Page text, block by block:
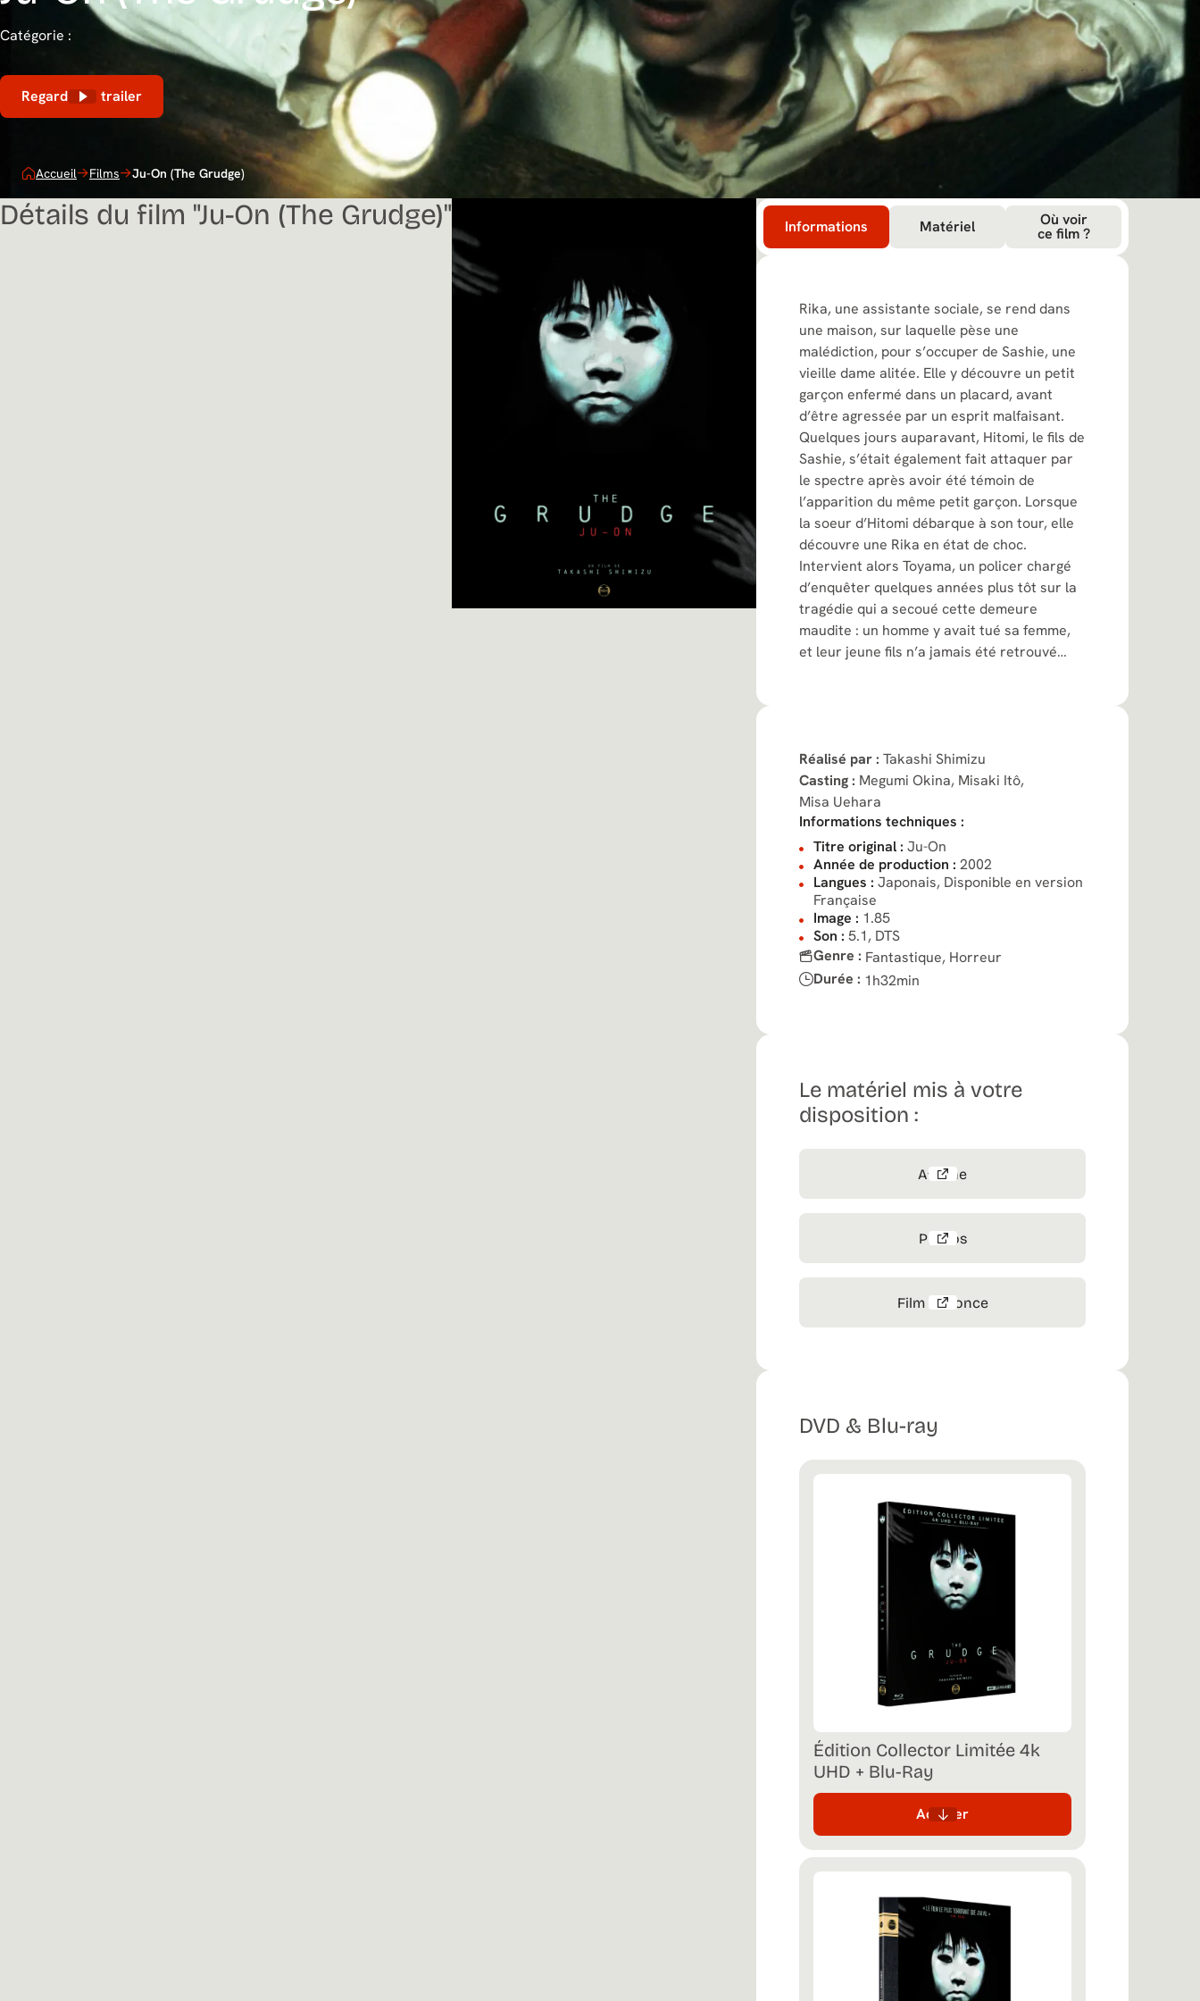
Catégorie :
Regarder le trailer
Accueil Films Ju-On (The Grudge)
Détails du film "Ju-On (The Grudge)" Informations Matériel Où voir
ce film ?
Rika, une assistante sociale, se rend dans
une maison, sur laquelle pèse une
malédiction, pour s’occuper de Sashie, une
vieille dame alitée. Elle y découvre un petit
garçon enfermé dans un placard, avant
d’être agressée par un esprit malfaisant.
Quelques jours auparavant, Hitomi, le fils de
Sashie, s’était également fait attaquer par
le spectre après avoir été témoin de
l’apparition du même petit garçon. Lorsque
la soeur d’Hitomi débarque à son tour, elle
découvre une Rika en état de choc.
Intervient alors Toyama, un policer chargé
d’enquêter quelques années plus tôt sur la
tragédie qui a secoué cette demeure
maudite : un homme y avait tué sa femme,
et leur jeune fils n’a jamais été retrouvé…
Réalisé par : Takashi Shimizu
Casting : Megumi Okina, Misaki Itô,
Misa Uehara
Informations techniques :
Titre original : Ju-On
Année de production : 2002
Langues : Japonais, Disponible en version
Française
Image : 1.85
Son : 5.1, DTS
Genre : Fantastique, Horreur
Durée : 1h32min
Le matériel mis à votre
disposition :
Affiche
Photos
Film annonce
DVD & Blu-ray
Édition Collector Limitée 4k
UHD + Blu-Ray
Acheter